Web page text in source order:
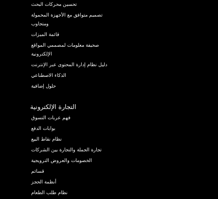
تحسين محركات البحث
تصميم متوافق مع الأجهزة المحمولة
ومتجاوب
قائمة الميزات
صحيفة معلومات لمصممي المواقع
الإلكترونية
دليل نظام إدارة المحتوى عبر الإنترنت
الذكاء الاصطناعي
حلول إضافية
التجارة الإلكترونية
فهم عربات التسوق
بوابات الدفع
نظام نقاط البيع
تجارة الجملة والتجارة بين الشركات
الخصومات والعروض الترويجية
قسائم
أنظمة الحجز
نظام طلب الطعام